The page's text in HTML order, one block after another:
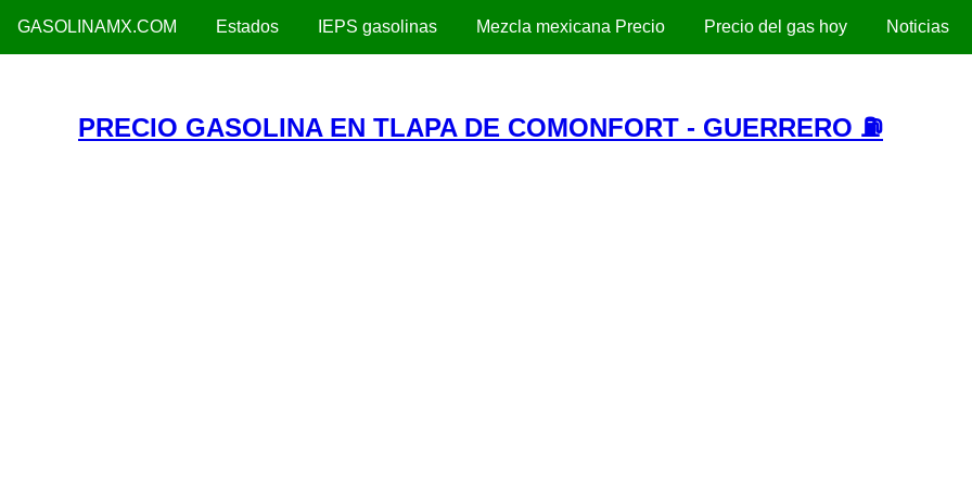
GASOLINAMX.COM Estados IEPS gasolinas Mezcla mexicana Precio Precio del gas hoy Noticias
PRECIO GASOLINA EN TLAPA DE COMONFORT - GUERRERO ⛽